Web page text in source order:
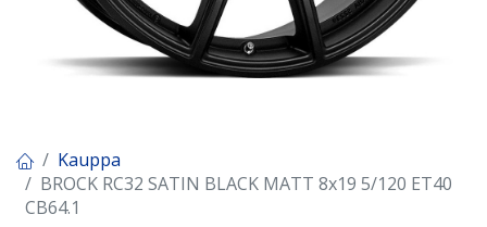
Kauppa
BROCK RC32 SATIN BLACK MATT 8x19 5/120 ET40
CB64.1